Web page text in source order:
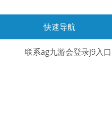
快速导航
联系ag九游会登录j9入口